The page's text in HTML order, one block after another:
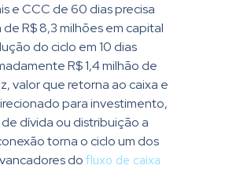
e CCC de 60 dias precisa
R$ 8,3 milhões em capital
do ciclo em 10 dias
R$ 1,4 milhão de
valor que retorna ao caixa e
para investimento,
dívida ou distribuição a
torna o ciclo um dos
dofluxo de caixa